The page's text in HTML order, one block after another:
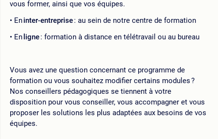
vous former, ainsi que vos équipes.
Eninter-entreprise: au sein de notre centre de formation
En ligne: formation à distance en télétravail ou au bureau
Vous avez une question concernant ce programme de
formation ou vous souhaitez modifier certains modules ?
Nos conseillers pédagogiques se tiennent à votre
disposition pour vous conseiller, vous accompagner et vous
proposer les solutions les plus adaptées aux besoins de vos
équipes.